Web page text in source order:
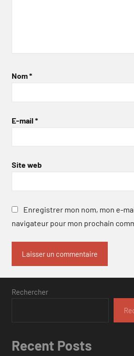
Nom*
E-mail *
Site web
Enregistrer mon nom, mon e-
navigateur pour mon prochain
Rechercher
Recent Posts